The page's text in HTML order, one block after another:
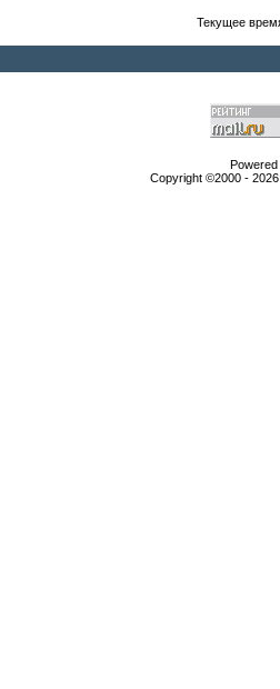
Текущее
Copyright ©2000 -